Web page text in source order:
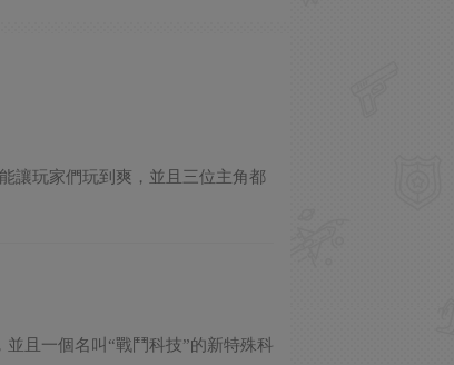
讓玩家們玩到爽，並且三位主角都
且一個名叫“戰鬥科技”的新特殊科